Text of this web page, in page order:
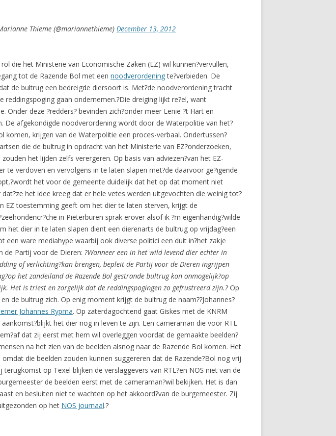
Thieme (@mariannethieme) December 13, 2012
die het Ministerie van Economische Zaken (EZ) wil kunnen?vervullen,
tot de Razende Bol met een noodverordeningte?verbieden. De
de bultrug een bedreigde diersoort is. Met?de noodverordening tracht
gaan ondernemen.?Die dreiging lijkt re?el, want
Onder deze ?redders? bevinden zich?onder meer Lenie ?t Hart en
De afgekondigde noodverordening wordt door de Waterpolitie van het?
komen, krijgen van de Waterpolitie een proces-verbaal. Ondertussen?
die de bultrug in opdracht van het Ministerie van EZ?onderzoeken,
het lijden zelfs verergeren. Op basis van adviezen?van het EZ-
verdoven en vervolgens in te laten slapen met?de daarvoor ge?igende
het voor de gemeente duidelijk dat het op dat moment niet
het idee kreeg dat er hele vetes werden uitgevochten die weinig tot?
EZ toestemming geeft om het dier te laten sterven, krijgt de
in Pieterburen sprak erover alsof ik ?m eigenhandig?wilde
het dier in te laten slapen dient een dierenarts de bultrug op vrijdag?een
ware mediahype waarbij ook diverse politici een duit in?het zakje
de Partij voor de Dieren: ?Wanneer een in het wild levend dier echter in
of verlichting?kan brengen, bepleit de Partij voor de Dieren ingrijpen
op het zandeiland de Razende Bol gestrande bultrug kon onmogelijk?op
Het is triest en zorgelijk dat de reddingspogingen zo gefrustreerd zijn.?Op
de bultrug zich. Op enig moment krijgt de bultrug de naam??Johannes?
Johannes Rypma. Op zaterdagochtend gaat Giskes met de KNRM
het dier nog in leven te zijn. Een cameraman die voor RTL
dat zij eerst met hem wil overleggen voordat de gemaakte beelden?
na het zien van de beelden alsnog naar de Razende Bol komen. Het
die beelden zouden kunnen suggereren dat de Razende?Bol nog vrij
op Texel blijken de verslaggevers van RTL?en NOS niet van de
de beelden eerst met de cameraman?wil bekijken. Het is dan
en besluiten niet te wachten op het akkoord?van de burgemeester. Zij
op het NOS journaal.?